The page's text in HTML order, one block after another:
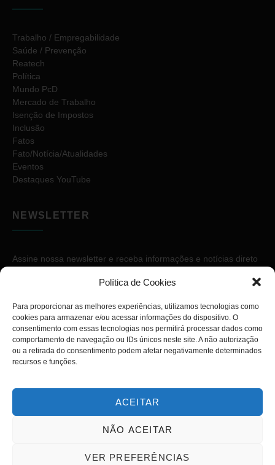
Política de Cookies
Para proporcionar as melhores experiências, utilizamos tecnologias como
cookies para armazenar e/ou acessar informações do dispositivo. O
consentimento com essas tecnologias nos permitirá processar dados como
comportamento de navegação ou IDs únicos neste site. A não autorização
ou a retirada do consentimento podem afetar negativamente determinados
recursos e funções.
ACEITAR
NÃO ACEITAR
VER PREFERÊNCIAS
Trabalho / Empregabilidade
Saúde / Prevenção
Reatech
Política
Mundo PcD
Mercado de Trabalho
Isenção de Impostos
Inclusão
Fatos
Fato/Notícia/Atualidades
Eventos
Destaques YouTube
NEWSLETTER
Assine nossa newsletter e receba informações e notícias direto
Copyright © 2026. Diário PcD. Todos os direitos reservados.